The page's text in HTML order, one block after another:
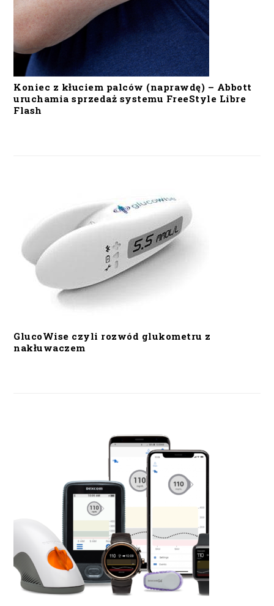
Koniec z kłuciem palców (naprawdę) – Abbott
uruchamia sprzedaż systemu FreeStyle Libre
Flash
GlucoWise czyli rozwód glukometru z
nakłuwaczem